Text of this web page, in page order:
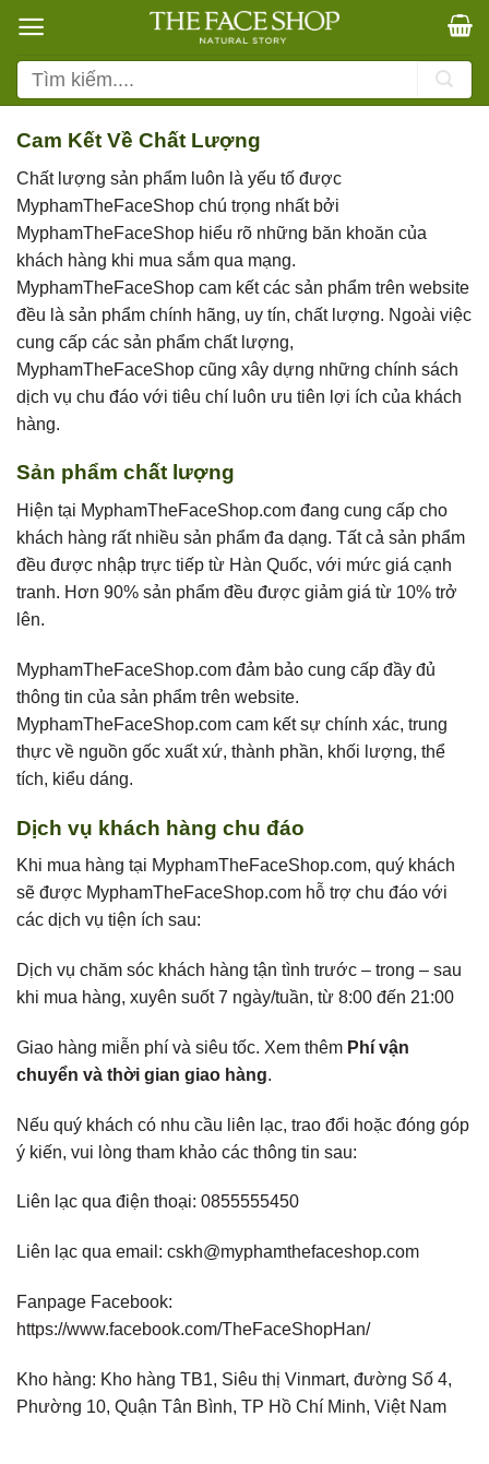
qua
nội
dung
Tìm
kiếm:
Cam Kết Về Chất Lượng
Chất lượng sản phẩm luôn là yếu tố được
MyphamTheFaceShop chú trọng nhất bởi
MyphamTheFaceShop hiểu rõ những băn khoăn của
khách hàng khi mua sắm qua mạng.
MyphamTheFaceShop cam kết các sản phẩm trên website
đều là sản phẩm chính hãng, uy tín, chất lượng. Ngoài việc
cung cấp các sản phẩm chất lượng,
MyphamTheFaceShop cũng xây dựng những chính sách
dịch vụ chu đáo với tiêu chí luôn ưu tiên lợi ích của khách
hàng.
Sản phẩm chất lượng
Hiện tại MyphamTheFaceShop.com đang cung cấp cho
khách hàng rất nhiều sản phẩm đa dạng. Tất cả sản phẩm
đều được nhập trực tiếp từ Hàn Quốc, với mức giá cạnh
tranh. Hơn 90% sản phẩm đều được giảm giá từ 10% trở
lên.
MyphamTheFaceShop.com đảm bảo cung cấp đầy đủ
thông tin của sản phẩm trên website.
MyphamTheFaceShop.com cam kết sự chính xác, trung
thực về nguồn gốc xuất xứ, thành phần, khối lượng, thể
tích, kiểu dáng.
Dịch vụ khách hàng chu đáo
Khi mua hàng tại MyphamTheFaceShop.com, quý khách
sẽ được MyphamTheFaceShop.com hỗ trợ chu đáo với
các dịch vụ tiện ích sau:
Dịch vụ chăm sóc khách hàng tận tình trước – trong – sau
khi mua hàng, xuyên suốt 7 ngày/tuần, từ 8:00 đến 21:00
Giao hàng miễn phí và siêu tốc. Xem thêm Phí vận
chuyển và thời gian giao hàng.
Nếu quý khách có nhu cầu liên lạc, trao đổi hoặc đóng góp
ý kiến, vui lòng tham khảo các thông tin sau:
Liên lạc qua điện thoại: 0855555450
Liên lạc qua email: cskh@myphamthefaceshop.com
Fanpage Facebook:
https://www.facebook.com/TheFaceShopHan/
Kho hàng: Kho hàng TB1, Siêu thị Vinmart, đường Số 4,
Phường 10, Quận Tân Bình, TP Hồ Chí Minh, Việt Nam